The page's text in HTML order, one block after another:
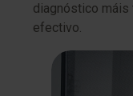
diagnóstico máis
efectivo.